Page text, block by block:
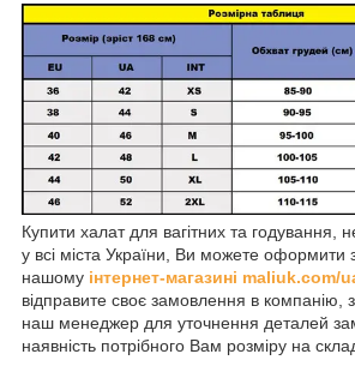
Купити халат для вагітних та годування,
у всі міста України, Ви можете оформити
нашому інтернет-магазині maliuk.com/
відправите своє замовлення в компанію,
наш менеджер для уточнення деталей
наявність потрібного Вам розміру на